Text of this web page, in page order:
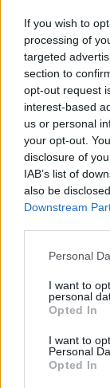
If you wish to
processing of
targeted
section to
opt-out request
interest-based
us or personal
your opt-out.
disclosure of
IAB’s list of
also be
Downstream
Personal
I want to
personal
Opted In
I want to
Personal
Opted In
Letra Déjese
Letra
Letra
Letra
Letra
+ Letras de La
Biografía